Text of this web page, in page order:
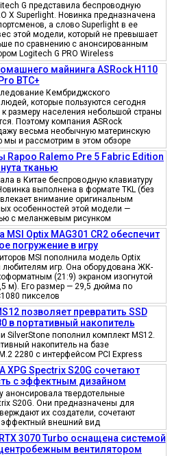
G представила беспроводную
X Superlight. Новинка предназначена
а слово Superlight в ее
этой модели, который не превышает
по сравнению с анонсированным
Logitech G PRO Wireless
майнинга ASRock H110
Pro BTC+
Кембриджского
которые пользуются сегодня
размеру населения небольшой страны
Поэтому компания ASRock
весьма необычную материнскую
мы и рассмотрим в этом обзоре
Rapoo Ralemo Pre 5 Fabric Edition
тканью
в Китае беспроводную клавиатуру
выполнена в формате TKL (без
внимание оригинальным
особенностей этой модели —
с меланжевым рисунком
Optix MAG301 CR2 обеспечит
погружение в игру
MSI пополнила модель Optix
любителям игр. Она оборудована ЖК-
(21:9) экраном изогнутой
м). Его размер — 29,5 дюйма по
пикселов
позволяет превратить SSD
в портативный накопитель
SilverStone пополнил комплект MS12.
накопитель на базе
2280 с интерфейсом PCI Express
XPG Spectrix S20G сочетают
с эффектным дизайном
анонсировала твердотельные
S20G. Они предназначены для
их создатели, сочетают
эффектный внешний вид
3070 Turbo оснащена системой
вентилятором